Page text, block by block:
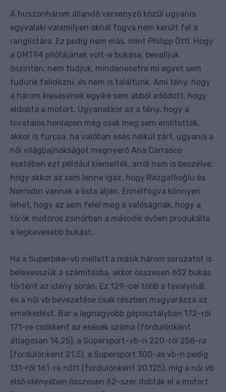
A huszonhárom állandó versenyző közül ugyanis
egyvalaki valamilyen oknál fogva nem került fel a
ranglistára. Ez pedig nem más, mint Philipp Öttl. Hogy
a GMT94 pilótájának volt-e bukása, bevalljuk
őszintén, nem tudjuk, mindenesetre mi egyet sem
tudunk felidézni, és nem is találtunk. Ami tény, hogy
a három kiesésének egyike sem abból adódott, hogy
eldobta a motort. Ugyanakkor az a tény, hogy a
hivatalos honlapon még csak meg sem említették,
akkor is furcsa, ha valóban esés nélkül zárt, ugyanis a
női világbajnokságot megnyerő Ana Carrasco
esetében ezt például kiemelték, arról nem is beszélve,
hogy akkor az sem lenne igaz, hogy Razgatlıoğlu és
Norrodin vannak a lista alján. Ennélfogva könnyen
lehet, hogy az sem felel meg a valóságnak, hogy a
török motoros zsinórban a második évben produkálta
a legkevesebb bukást.
Ha a Superbike-vb mellett a másik három sorozatot is
belevesszük a számításba, akkor összesen 652 bukás
történt az idény során. Ez 129-cel több a tavalyinál,
és a női vb bevezetése csak részben magyarázza az
emelkedést. Bár a legnagyobb géposztályban 172-ről
171-re csökkent az esések száma (fordulónként
átlagosan 14,25), a Supersport-vb-n 220-ról 258-ra
(fordulónként 21,5), a Supersport 300-as vb-n pedig
131-ről 161-re nőtt (fordulónként 20,125), míg a női vb
első idényében összesen 62-szer dobták el a motort